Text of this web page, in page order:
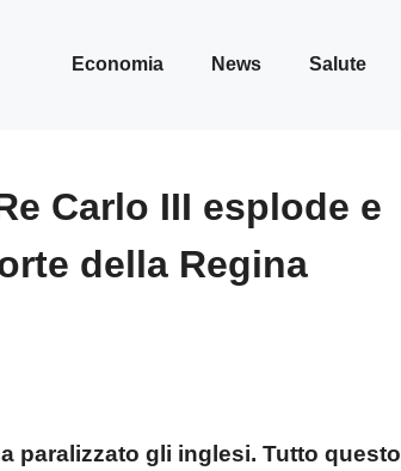
Economia News Salute
Carlo III esplode e
della Regina
paralizzato gli inglesi. Tutto questo